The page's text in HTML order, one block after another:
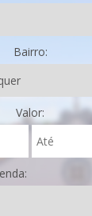
Bairro:
Valor: